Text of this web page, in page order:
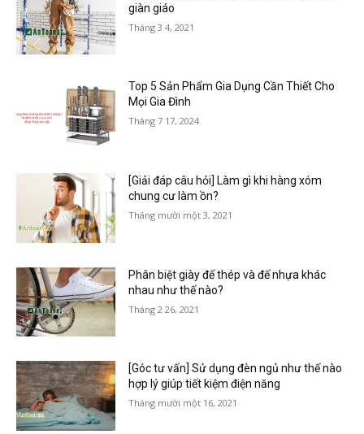
giàn giáo
Tháng 3 4, 2021
Top 5 Sản Phẩm Gia Dụng Cần Thiết Cho
Mọi Gia Đình
Tháng 7 17, 2024
[Giải đáp câu hỏi] Làm gì khi hàng xóm
chung cư làm ồn?
Tháng mười một 3, 2021
Phân biệt giày đế thép và đế nhựa khác
nhau như thế nào?
Tháng 2 26, 2021
[Góc tư vấn] Sử dụng đèn ngủ như thế nào
hợp lý giúp tiết kiệm điện năng
Tháng mười một 16, 2021